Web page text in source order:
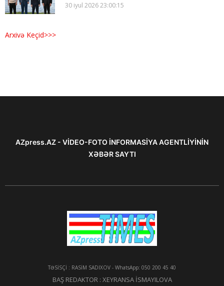
30 iyul 2026 23:00:15
Arxivə Keçid>>>
AZpress.AZ - VİDEO-FOTO İNFORMASİYA AGENTLİYİNİN
XƏBƏR SAYTI
TƏSİSÇİ : RASİM SADIXOV - WhatsApp: 050 200 45 40
BAŞ REDAKTOR : XEYRANSA İSMAYILOVA